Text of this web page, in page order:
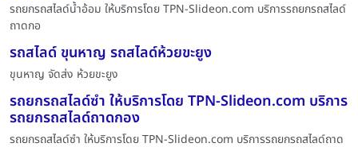
รถยกรถสไลด์น้ำอ้อม ให้บริการโดย TPN-Slideon.com บริการรถยกรถสไลด์
ถาดกอ
รถสไลด์ ขุนหาญ รถสไลด์ห้วยขะยูง
ขุนหาญ จัดส่ง ห้วยขะยูง
รถยกรถสไลด์ซำ ให้บริการโดย TPN-Slideon.com บริการ
รถยกรถสไลด์ถาดกอง
รถยกรถสไลด์ซำ ให้บริการโดย TPN-Slideon.com บริการรถยกรถสไลด์ถาด